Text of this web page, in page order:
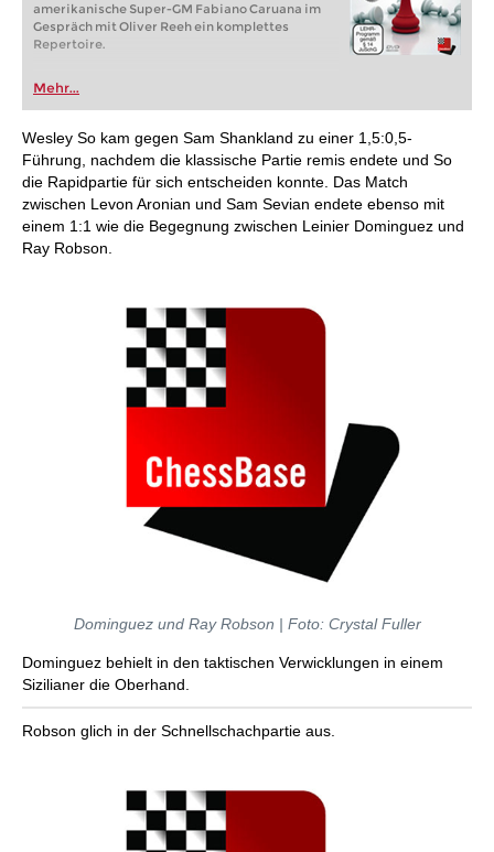
amerikanische Super-GM Fabiano Caruana im
Gespräch mit Oliver Reeh ein komplettes
Repertoire.
Mehr...
Wesley So kam gegen Sam Shankland zu einer 1,5:0,5-
Führung, nachdem die klassische Partie remis endete und So
die Rapidpartie für sich entscheiden konnte. Das Match
zwischen Levon Aronian und Sam Sevian endete ebenso mit
einem 1:1 wie die Begegnung zwischen Leinier Dominguez und
Ray Robson.
Dominguez und Ray Robson | Foto: Crystal Fuller
Dominguez behielt in den taktischen Verwicklungen in einem
Sizilianer die Oberhand.
Robson glich in der Schnellschachpartie aus.